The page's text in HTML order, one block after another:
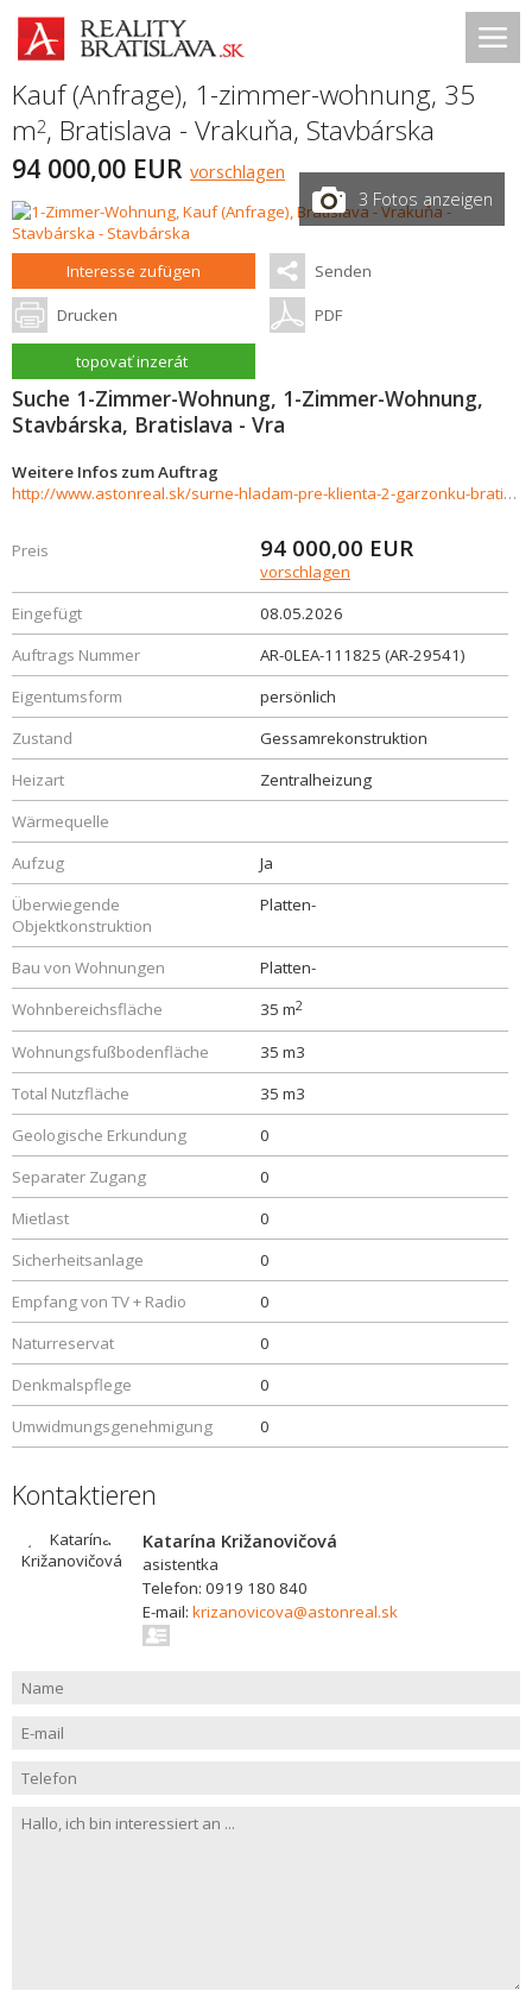
Kauf (Anfrage), 1-zimmer-wohnung, 35
m2, Bratislava - Vrakuňa, Stavbárska
94 000,00 EUR vorschlagen
3 Fotos anzeigen
Interesse zufügen Senden
Drucken PDF
topovať inzerát
Suche 1-Zimmer-Wohnung, 1-Zimmer-Wohnung,
Stavbárska, Bratislava - Vra
Weitere Infos zum Auftrag
http://www.astonreal.sk/surne-hladam-pre-klienta-2-garzonku-bratislava-pentagon-996142
Preis 94 000,00 EUR
vorschlagen
Eingefügt
08.05.2026
Auftrags Nummer
AR-0LEA-111825 (AR-29541)
Eigentumsform
persönlich
Zustand
Gessamrekonstruktion
Heizart
Zentralheizung
Wärmequelle
Aufzug
Ja
Überwiegende
Objektkonstruktion
Platten-
Bau von Wohnungen
Platten-
Wohnbereichsfläche
35 m2
Wohnungsfußbodenfläche
35 m3
Total Nutzfläche
35 m3
Geologische Erkundung
0
Separater Zugang
0
Mietlast
0
Sicherheitsanlage
0
Empfang von TV + Radio
0
Naturreservat
0
Denkmalspflege
0
Umwidmungsgenehmigung
0
Kontaktieren
Katarína Križanovičová
asistentka
Telefon: 0919 180 840
E-mail: krizanovicova@astonreal.sk